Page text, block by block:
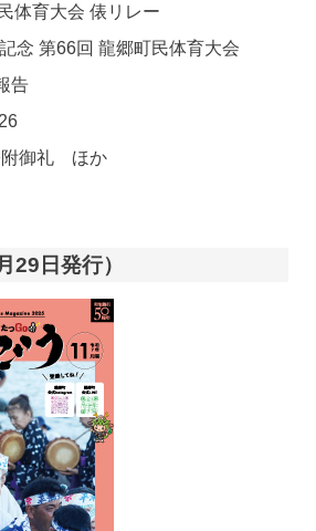
体育大会 俵リレー
念 第66回 龍郷町民体育大会
告
附御礼 ほか
29日発行）